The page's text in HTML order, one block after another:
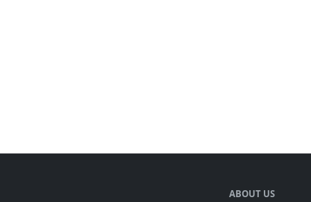
ABOUT US